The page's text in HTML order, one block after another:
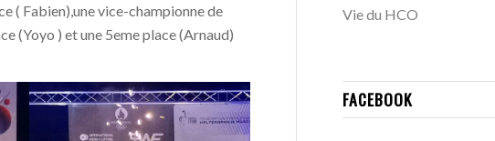
( Fabien),une vice-championne de
(Yoyo ) et une 5eme place (Arnaud)
Vie du HCO
FACEBOOK